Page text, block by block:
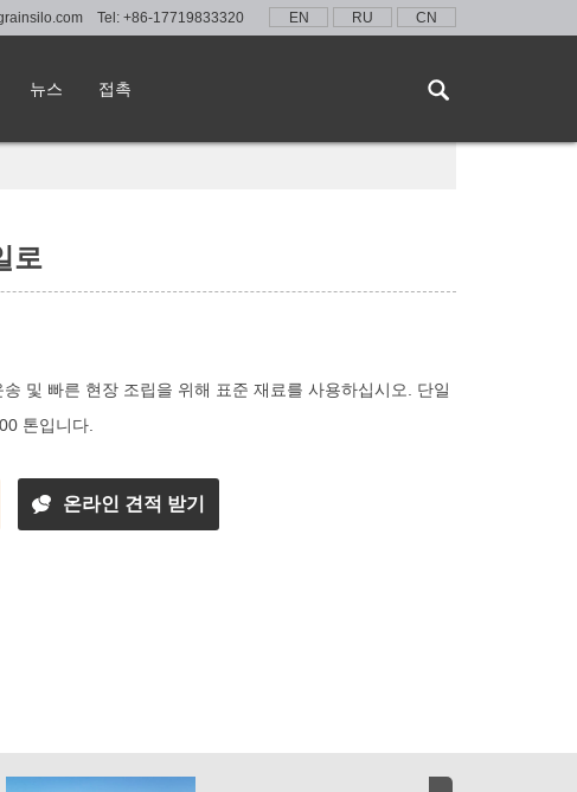
EN RU CN
Tel: +86-17719833320
뉴스 접촉
로
및 빠른 현장 조립을 위해 표준 재료를 사용하십시오. 단일
톤입니다.
온라인 견적 받기